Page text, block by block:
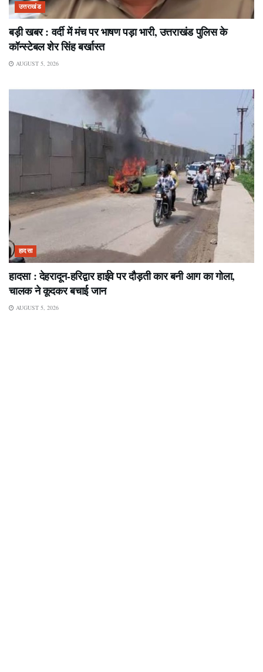
उत्तराखंड
बड़ी खबर : वर्दी में मंच पर भाषण पड़ा भारी, उत्तराखंड पुलिस के
कॉन्स्टेबल शेर सिंह बर्खास्त
AUGUST 5, 2026
हादसा
हादसा : देहरादून-हरिद्वार हाईवे पर दौड़ती कार बनी आग का गोला,
चालक ने कूदकर बचाई जान
AUGUST 5, 2026